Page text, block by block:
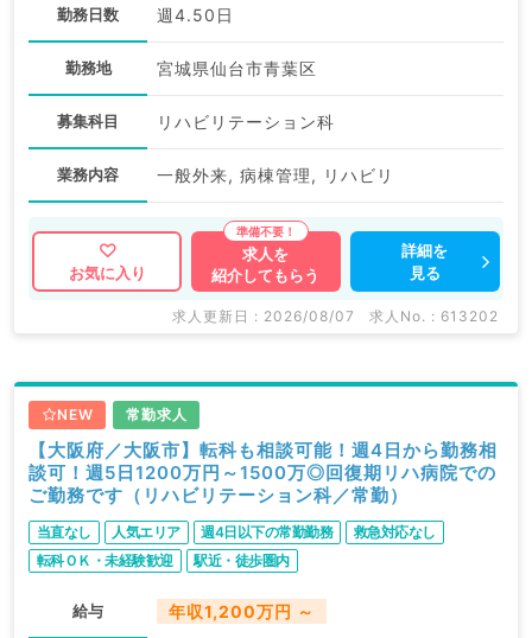
勤務日数 週4.50日
勤務地 宮城県仙台市青葉区
募集科目 リハビリテーション科
業務内容 一般外来, 病棟管理, リハビリ
お気に入り
求人を
紹介してもらう
詳細を
見る
求人更新日 : 2026/08/07 求人No. : 613202
NEW 常勤求人
【大阪府／大阪市】転科も相談可能！週4日から勤務相
談可！週5日1200万円～1500万◎回復期リハ病院での
ご勤務です（リハビリテーション科／常勤）
当直なし 人気エリア 週4日以下の常勤勤務
救急対応なし
転科ＯＫ・未経験歓迎
駅近・徒歩圏内
給与 年収1,200万円 ～